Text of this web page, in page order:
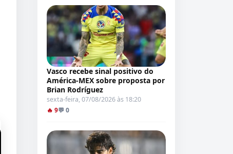
Vasco recebe sinal positivo do
América-MEX sobre proposta por
Brian Rodríguez
sexta-feira, 07/08/2026 às 18:20
🔥 9💬 0